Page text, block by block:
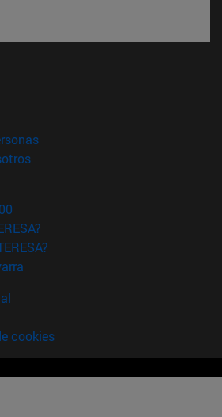
nueva ventana)
(abre en nueva ventana)
(abre en nueva ventana)
cookies